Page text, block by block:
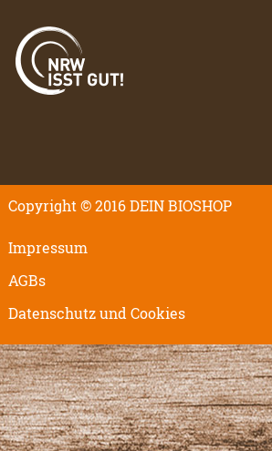
Copyright © 2016 DEIN BIOSHOP
Impressum
AGBs
Datenschutz und Cookies